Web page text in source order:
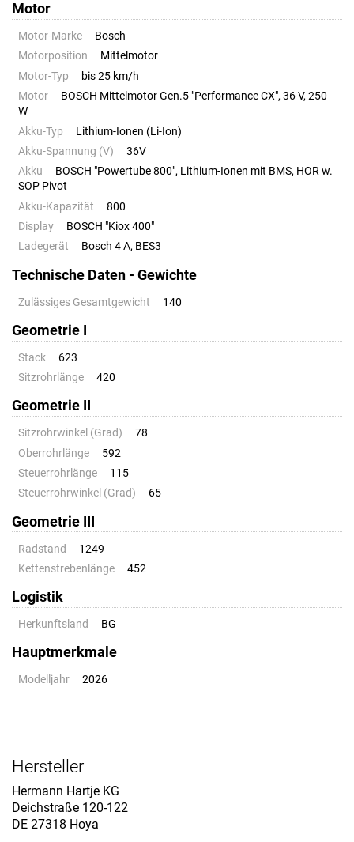
Motor
Motor-Marke
Bosch
Motorposition
Mittelmotor
Motor-Typ
bis 25 km/h
Motor
BOSCH Mittelmotor Gen.5 "Performance CX", 36 V, 250
W
Akku-Typ
Lithium-Ionen (Li-Ion)
Akku-Spannung (V)
36V
Akku
BOSCH "Powertube 800", Lithium-Ionen mit BMS, HOR w.
SOP Pivot
Akku-Kapazität
800
Display
BOSCH "Kiox 400"
Ladegerät
Bosch 4 A, BES3
Technische Daten - Gewichte
Zulässiges Gesamtgewicht 140
Geometrie I
Stack
623
Sitzrohrlänge
420
Geometrie II
Sitzrohrwinkel (Grad)
78
Oberrohrlänge
592
Steuerrohrlänge
115
Steuerrohrwinkel (Grad)
65
Geometrie III
Radstand
1249
Kettenstrebenlänge
452
Logistik
Herkunftsland BG
Hauptmerkmale
Modelljahr 2026
Hersteller
Hermann Hartje KG
Deichstraße 120-122
DE 27318 Hoya